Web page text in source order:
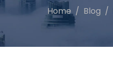
Home Blog